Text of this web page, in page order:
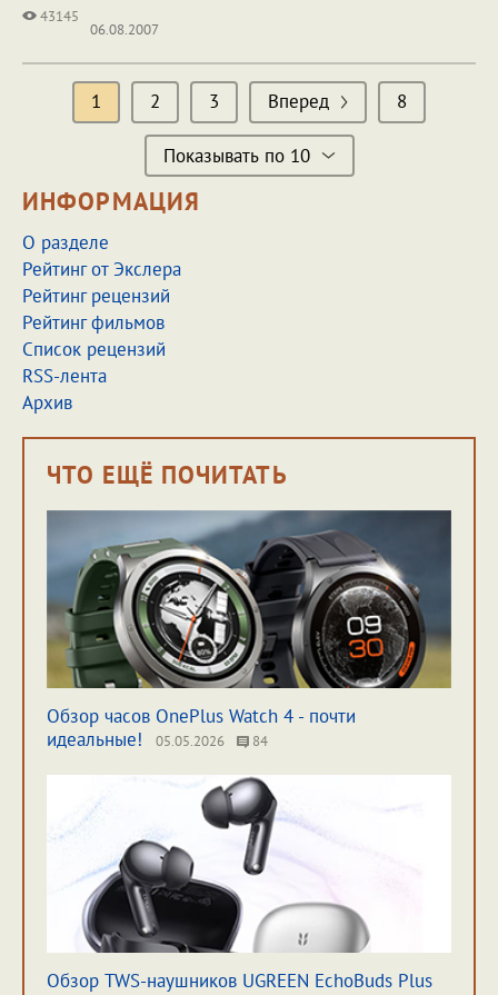
43145
06.08.2007
1 2 3 Вперед 8
Показывать по 10
ИНФОРМАЦИЯ
О разделе
Рейтинг от Экслера
Рейтинг рецензий
Рейтинг фильмов
Список рецензий
RSS-лента
Архив
ЧТО ЕЩЁ ПОЧИТАТЬ
Обзор часов OnePlus Watch 4 - почти
идеальные!
05.05.2026 84
Обзор TWS-наушников UGREEN EchoBuds Plus